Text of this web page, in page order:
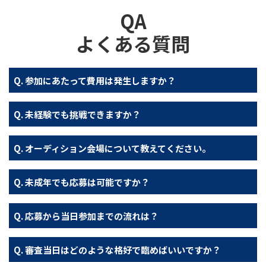
QA
よくある質問
参加にあたって費用は発生しますか？
未経験でも挑戦できますか？
オーディション会場について教えてください。
未成年でも応募は可能ですか？
応募から当日参加までの流れは？
審査当日はどのような格好で臨めばいいですか？